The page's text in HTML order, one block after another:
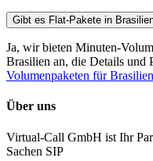
Gibt es Flat-Pakete in
Ja, wir bieten Minuten-
Brasilien an, die Details und
Volumenpaketen für Brasilien
Über uns
Virtual-Call GmbH ist Ihr
Sachen SIP